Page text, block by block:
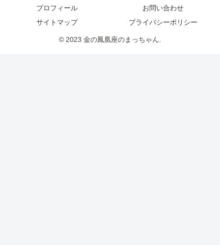
プロフィール
お問い合わせ
サイトマップ
プライバシーポリシー
© 2023 金の鳳凰座のまっちゃん.